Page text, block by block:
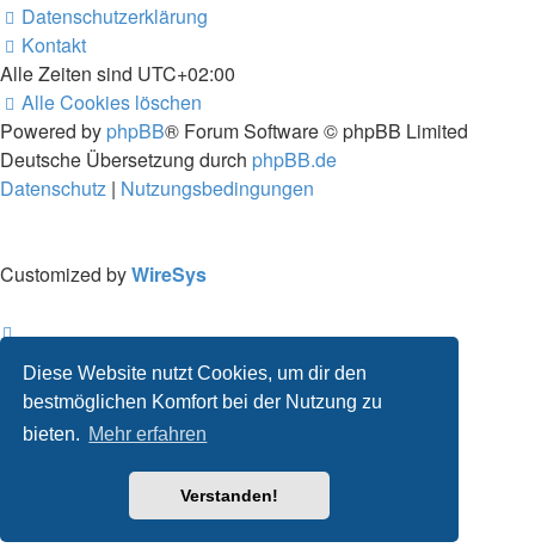
Diese Website nutzt Cookies, um dir den
bestmöglichen Komfort bei der Nutzung zu
bieten. Mehr erfahren
Verstanden!
Datenschutzerklärung
Kontakt
Alle Zeiten sind UTC+02:00
Alle Cookies löschen
Powered by phpBB® Forum Software © phpBB Limited
Deutsche Übersetzung durch phpBB.de
Datenschutz | Nutzungsbedingungen
Customized byWireSys